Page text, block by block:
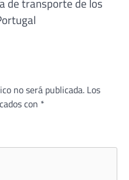
de transporte de los
no será publicada. Los
con *